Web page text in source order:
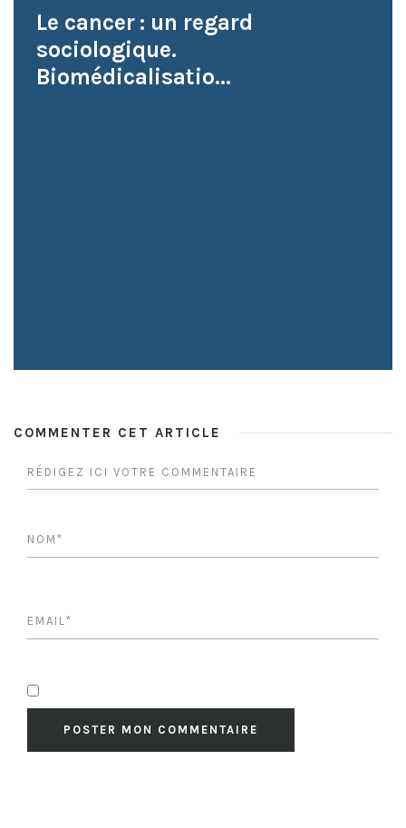
Le cancer : un regard
sociologique.
Biomédicalisatio...
COMMENTER CET ARTICLE